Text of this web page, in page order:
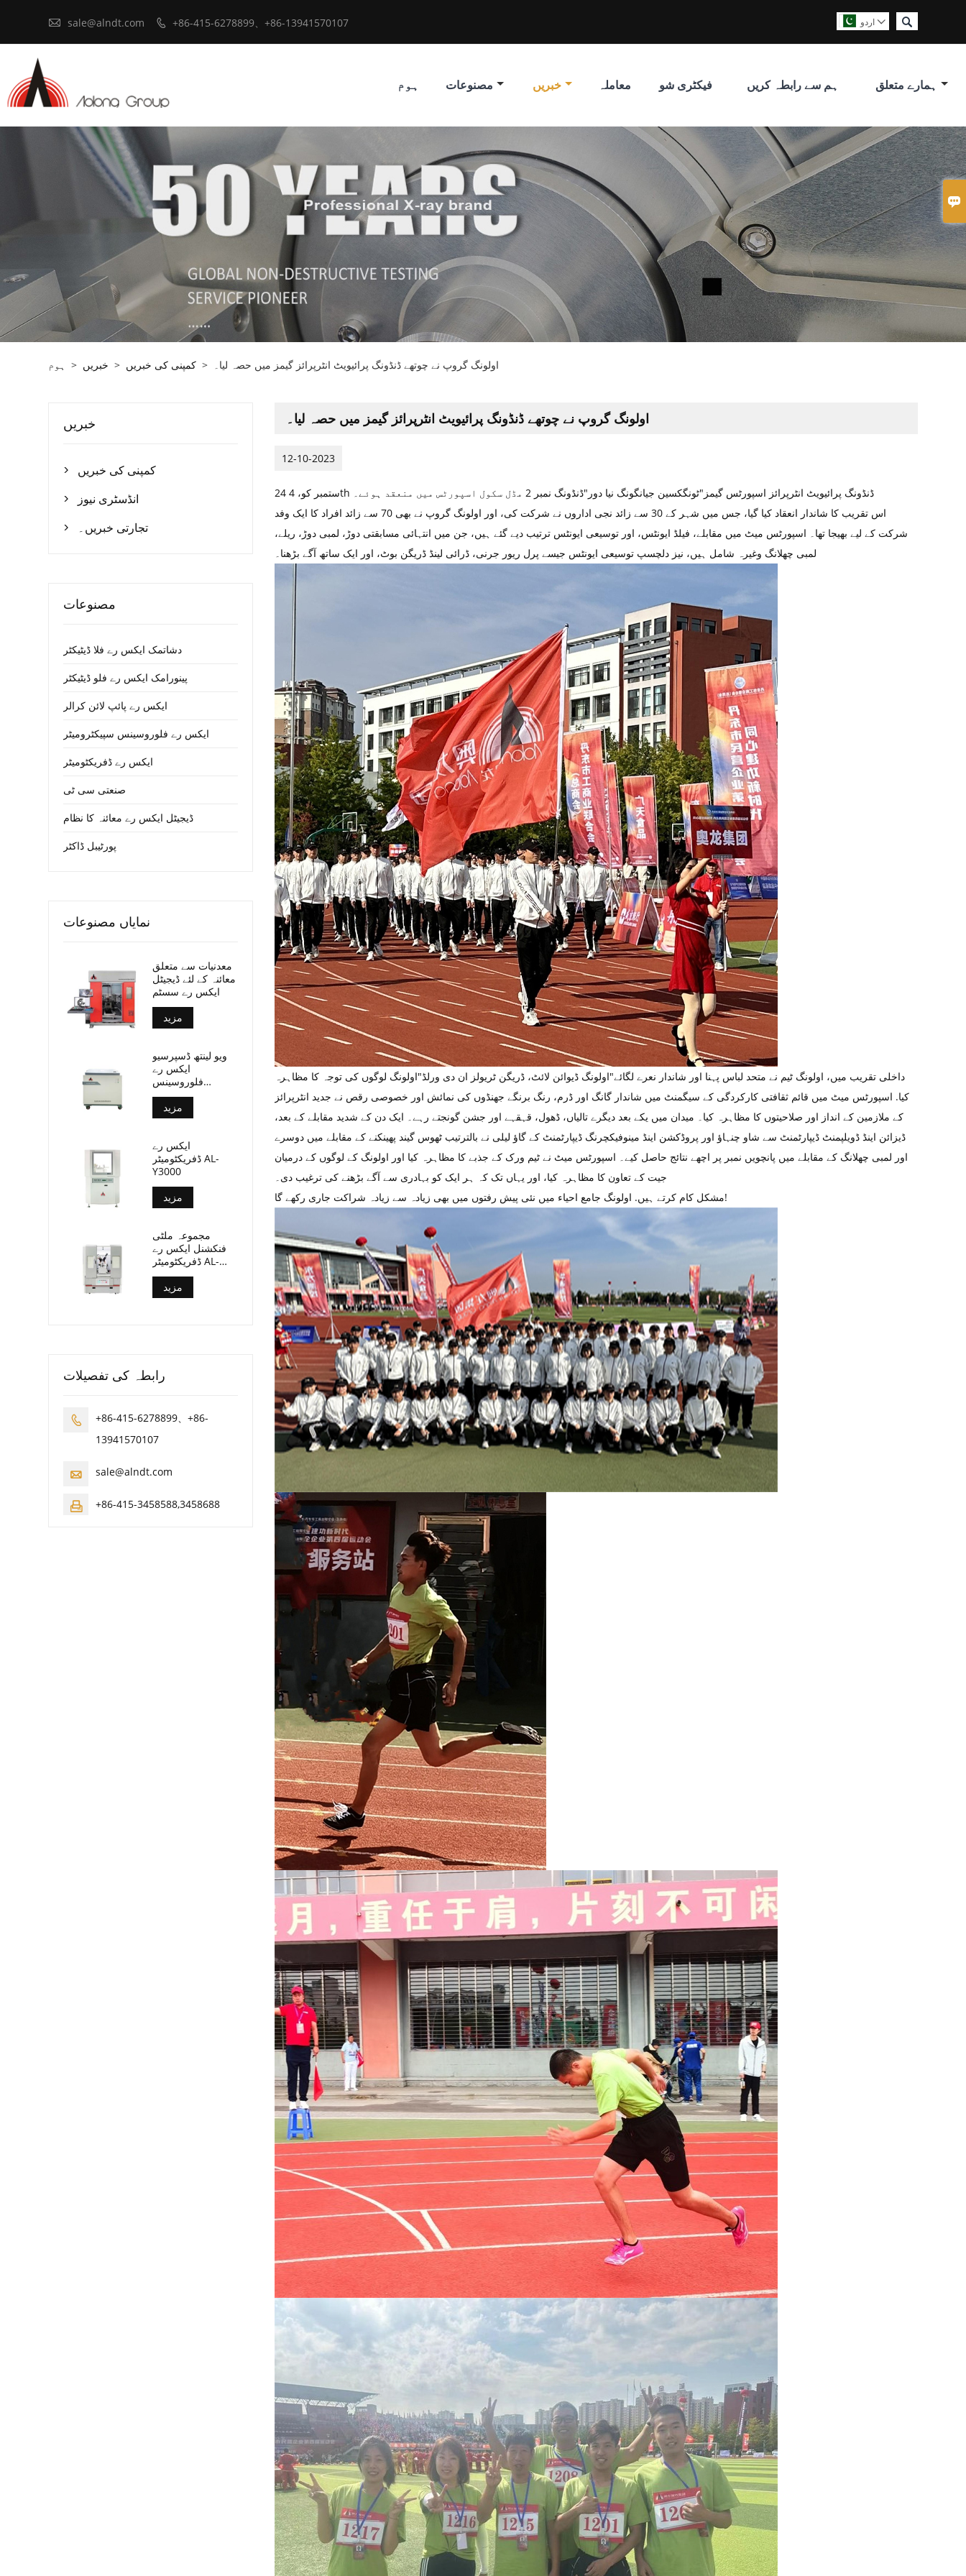

 sale@alndt.com  +86-415-6278899、+86-13941570107  اردو 
ہوم مصنوعات خبریں معاملہ فیکٹری شو ہم سے رابطہ کریں ہمارے متعلق
ہوم > خبریں > کمپنی کی خبریں > اولونگ گروپ نے چوتھے ڈنڈونگ پرائیویٹ انٹرپرائز گیمز میں حصہ لیا۔
اولونگ گروپ نے چوتھے ڈنڈونگ پرائیویٹ انٹرپرائز گیمز میں حصہ لیا۔
12-10-2023
24 ستمبر کو، 4th ڈنڈونگ پرائیویٹ انٹرپرائز اسپورٹس گیمز"ٹونگکسین جیانگونگ نیا دور"ڈنڈونگ نمبر 2 مڈل سکول اسپورٹس میں منعقد ہوئے۔
اس تقریب کا شاندار انعقاد کیا گیا، جس میں شہر کے 30 سے ​​زائد نجی اداروں نے شرکت کی، اور اولونگ گروپ نے بھی 70 سے زائد افراد کا ایک وفد
شرکت کے لیے بھیجا تھا۔ اسپورٹس میٹ میں مقابلے، فیلڈ ایونٹس، اور توسیعی ایونٹس ترتیب دیے گئے ہیں، جن میں انتہائی مسابقتی دوڑ، لمبی دوڑ، ریلے،
لمبی چھلانگ وغیرہ شامل ہیں، نیز دلچسپ توسیعی ایونٹس جیسے پرل ریور جرنی، ڈرائی لینڈ ڈریگن بوٹ، اور ایک ساتھ آگے بڑھنا۔
داخلی تقریب میں، اولونگ ٹیم نے متحد لباس پہنا اور شاندار نعرے لگائے"اولونگ ڈیوائن لائٹ، ڈریگن ٹریولز ان دی ورلڈ"اولونگ لوگوں کی توجہ کا مظاہرہ
کیا. اسپورٹس میٹ میں قائم ثقافتی کارکردگی کے سیگمنٹ میں شاندار گانگ اور ڈرم، رنگ برنگے جھنڈوں کی نمائش اور خصوصی رقص نے جدید انٹرپرائز
کے ملازمین کے انداز اور صلاحیتوں کا مظاہرہ کیا۔ میدان میں یکے بعد دیگرے تالیاں، ڈھول، قہقہے اور جشن گونجتے رہے۔ ایک دن کے شدید مقابلے کے بعد،
ڈیزائن اینڈ ڈویلپمنٹ ڈیپارٹمنٹ سے شاو چنہاؤ اور پروڈکشن اینڈ مینوفیکچرنگ ڈیپارٹمنٹ کے گاؤ لیلی نے بالترتیب ٹھوس گیند پھینکنے کے مقابلے میں دوسرے
اور لمبی چھلانگ کے مقابلے میں پانچویں نمبر پر اچھے نتائج حاصل کیے۔ اسپورٹس میٹ نے ٹیم ورک کے جذبے کا مظاہرہ کیا اور اولونگ کے لوگوں کے درمیان
جیت کے تعاون کا مظاہرہ کیا، اور یہاں تک کہ ہر ایک کو بہادری سے آگے بڑھنے کی ترغیب دی۔
مشکل کام کرتے ہیں. اولونگ جامع احیاء میں نئی ​​پیش رفتوں میں بھی زیادہ سے زیادہ شراکت جاری رکھے گا!
خبریں
 کمپنی کی خبریں
 انڈسٹری نیوز
 تجارتی خبریں۔
مصنوعات
دشاتمک ایکس رے فلا ڈیٹیکٹر
پینورامک ایکس رے فلو ڈیٹیکٹر
ایکس رے پائپ لائن کرالر
ایکس رے فلوروسینس سپیکٹرومیٹر
ایکس رے ڈفریکٹومیٹر
صنعتی سی ٹی
ڈیجیٹل ایکس رے معائنہ کا نظام
پورٹیبل ڈاکٹر
نمایاں مصنوعات
معدنیات سے متعلق
معائنہ کے لئے ڈیجیٹل
ایکس رے سسٹم
مزید
ویو لینتھ ڈسپرسیو
ایکس رے
فلوروسینس
سپیکٹرو میٹر (AL-
مزید
ایکس رے
ڈفریکٹومیٹر AL-
Y3000
مزید
مجموعہ ملٹی
فنکشنل ایکس رے
ڈفریکٹومیٹر AL-
Y3500
مزید
رابطہ کی تفصیلات

+86-415-6278899、+86-
13941570107
 sale@alndt.com
 +86-415-3458588,3458688